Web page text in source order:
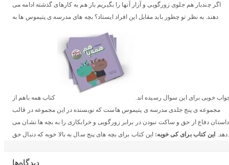
اگر چندبار هم جلوی زورگویی و آزار آنها را بگیریم باز هم به کارهای گذشته ادامه می
دهند. به نظر تو چطور باید مقابل این افراد ایستاد؟ بچه های مدرسه ی پتیموس ها به
خوبی برای این سوال رسیده اند.
کتاب همه باهم از
مجموعه ی پنج جلدی مدرسه ی پتیموس هاست که نویسنده در این مجموعه در قالب
داستان دفاع از حق و ساکت نبودن در برابر زورگویی و خرابکاری را به بچه ها نشان می
دهد. این کتاب برای کی خوبه: این کتاب برای بچه های پنج سال به بالا خوبه که دنبال حق
بچه ها داشتند از مدرسه برمیگشتند و آواز
دیدگاه‌ها